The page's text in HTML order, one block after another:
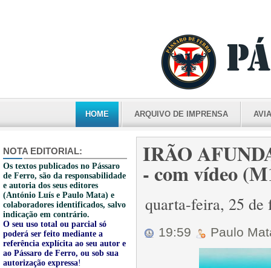
HOME ARQUIVO DE IMPRENSA
NOTA EDITORIAL:
Os textos publicados no Pássaro
de Ferro, são da responsabilidade
e autoria dos seus editores
(António Luís e Paulo Mata) e
colaboradores identificados, salvo
indicação em contrário.
O seu uso total ou parcial só
poderá ser feito mediante a
referência explícita ao seu autor e
ao Pássaro de Ferro, ou sob sua
autorização expressa!
IRÃO
- com vídeo
quarta-feira, 25
19:59 Paulo